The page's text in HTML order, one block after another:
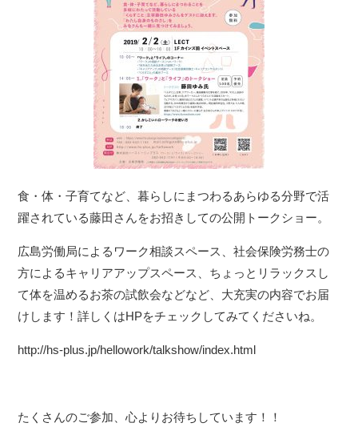
食・体・子育てなど、暮らしにまつわるあらゆる分野で活
躍されている藤田さんをお招きしての公開トークショー。
広島労働局によるワーク相談スペース、社会保険労務士の
方によるキャリアアップスペース、ちょっとリラックスし
て体を温めるお茶の試飲会などなど、大充実の内容でお届
けします！詳しくはHPをチェックしてみてくださいね。
http://hs-plus.jp/hellowork/talkshow/index.html
たくさんのご参加、心よりお待ちしています！！